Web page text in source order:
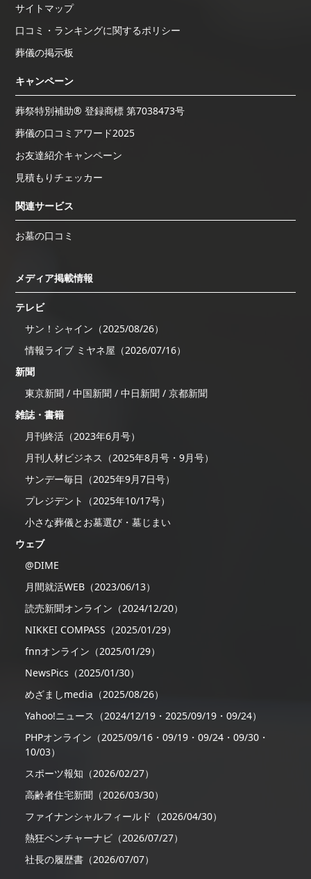
サイトマップ
口コミ・ランキングに関するポリシー
葬儀の掲示板
キャンペーン
葬祭特別補助® 登録商標 第7038473号
葬儀の口コミアワード2025
お友達紹介キャンペーン
見積もりチェッカー
関連サービス
お墓の口コミ
メディア掲載情報
テレビ
サン！シャイン（2025/08/26）
情報ライブ ミヤネ屋（2026/07/16）
新聞
東京新聞 / 中国新聞 / 中日新聞 / 京都新聞
雑誌・書籍
月刊終活（2023年6月号）
月刊人材ビジネス（2025年8月号・9月号）
サンデー毎日（2025年9月7日号）
プレジデント（2025年10/17号）
小さな葬儀とお墓選び・墓じまい
ウェブ
@DIME
月間就活WEB（2023/06/13）
読売新聞オンライン（2024/12/20）
NIKKEI COMPASS（2025/01/29）
fnnオンライン（2025/01/29）
NewsPics（2025/01/30）
めざましmedia（2025/08/26）
Yahoo!ニュース（2024/12/19・2025/09/19・09/24）
PHPオンライン（2025/09/16・09/19・09/24・09/30・
10/03）
スポーツ報知（2026/02/27）
高齢者住宅新聞（2026/03/30）
ファイナンシャルフィールド（2026/04/30）
熱狂ベンチャーナビ（2026/07/27）
社長の履歴書（2026/07/07）